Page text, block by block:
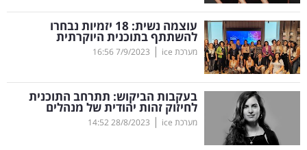
דעות
רכילות
עסקית
קריפטו
ויראלי
עוצמה נשית: 18 יזמיות נבחרו
להשתתף בתוכנית היוקרתית
מערכת ice |
7/9/2023
16:56
בעקבות הביקוש: תתרחב התוכנית
לחיזוק זהות יהודית של מנהלים
מערכת ice |
28/8/2023
14:52